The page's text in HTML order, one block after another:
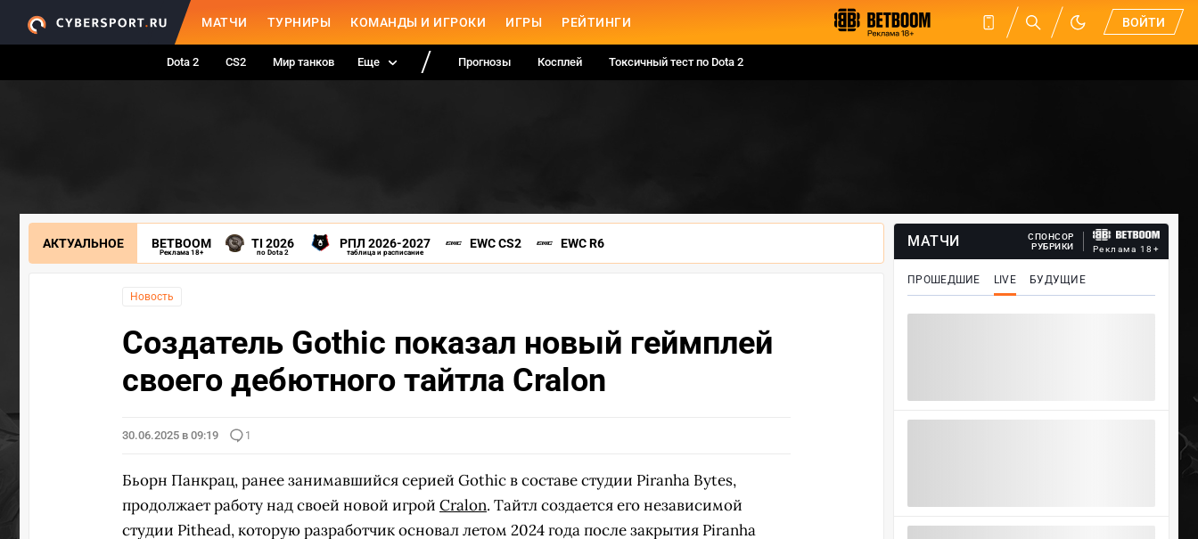
МАТЧИ ТУРНИРЫ КОМАНДЫ И ИГРОКИ ИГРЫ РЕЙТИНГИ ВОЙТИ
Dota 2 CS2 Мир танков Еще Прогнозы Косплей Токсичный тест по Dota 2
АКТУАЛЬНОЕ BETBOOM
Реклама 18+
TI 2026
по Dota 2
РПЛ 2026-2027
таблица и расписание
EWC CS2 EWC R6
Новость
Создатель Gothic показал новый геймплей
своего дебютного тайтла Cralon
30.06.2025 в 09:19 1
Бьорн Панкрац, ранее занимавшийся серией Gothic в составе студии Piranha Bytes,
продолжает работу над своей новой игрой Cralon. Тайтл создается его независимой
студии Pithead, которую разработчик основал летом 2024 года после закрытия Piranha
МАТЧИ
СПОНСОР
РУБРИКИ
Реклама 18+
ПРОШЕДШИЕ LIVE БУДУЩИЕ